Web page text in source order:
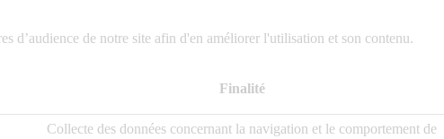
d’audience de notre site afin d'en améliorer l'utilisation et son contenu.
Finalité
Collecte des données concernant la navigation et le comportement de